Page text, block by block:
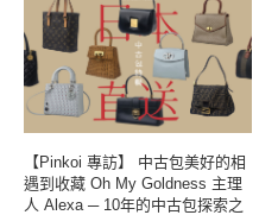
【Pinkoi 專訪】 中古包美好的相
遇到收藏 Oh My Goldness 主理
人 Alexa ─ 10年的中古包探索之